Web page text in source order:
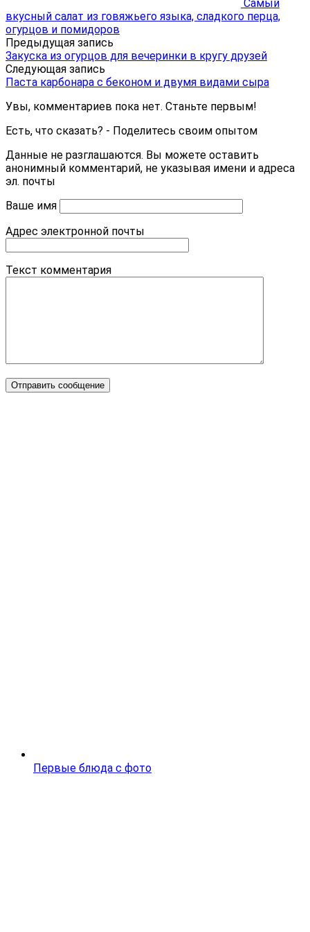
Самый
вкусный салат из говяжьего языка, сладкого перца,
огурцов и помидоров
Предыдущая запись
Закуска из огурцов для вечеринки в кругу друзей
Следующая запись
Паста карбонара с беконом и двумя видами сыра
Увы, комментариев пока нет. Станьте первым!
Есть, что сказать? - Поделитесь своим опытом
Данные не разглашаются. Вы можете оставить
анонимный комментарий, не указывая имени и адреса
эл. почты
Ваше имя
Адрес электронной почты
Текст комментария
Первые блюда с фото